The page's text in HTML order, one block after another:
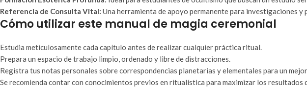
Referencia de Consulta Vital: Una herramienta de apoyo permanente para investigaciones
Cómo utilizar este manual de magia ceremonial
Estudia meticulosamente cada capítulo antes de realizar cualquier práctica ritual.
Prepara un espacio de trabajo limpio, ordenado y libre de distracciones.
Registra tus notas personales sobre correspondencias planetarias y elementales para un
Se recomienda contar con conocimientos previos en ritualística para maximizar los resultados